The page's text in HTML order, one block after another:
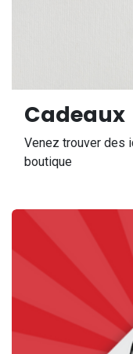
Cadeaux
Venez trouver des
boutique